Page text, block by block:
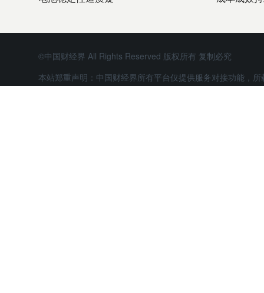
©中国财经界 All Rights Reserved 版权所有 复制必究
本站郑重声明：中国财经界所有平台仅提供服务对接功能，